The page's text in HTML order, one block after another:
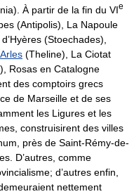
À partir de la fin du VIe
(Antipolis), La Napoule
(Stoechades),
Arles (Theline), La Ciotat
Rosas en Catalogne
des comptoirs grecs
de Marseille et de ses
les Ligures et les
construisirent des villes
près de Saint-Rémy-de-
D’autres, comme
d’autres enfin,
nettement